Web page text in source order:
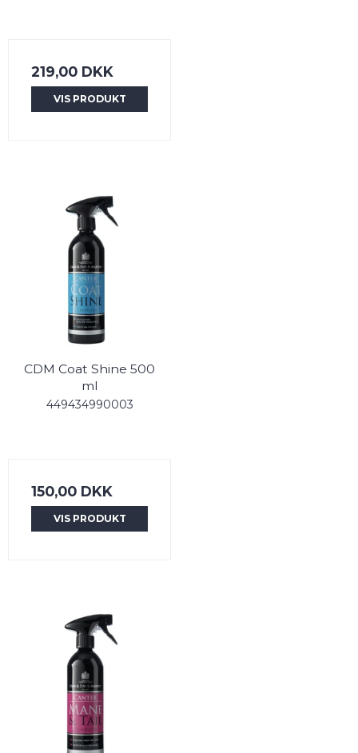
219,00 DKK
VIS PRODUKT
CDM Coat Shine 500
ml
449434990003
150,00 DKK
VIS PRODUKT